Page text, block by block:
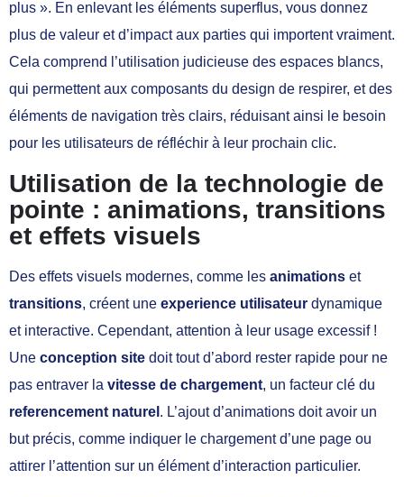
plus ». En enlevant les éléments superflus, vous donnez
plus de valeur et d’impact aux parties qui importent vraiment.
Cela comprend l’utilisation judicieuse des espaces blancs,
qui permettent aux composants du design de respirer, et des
éléments de navigation très clairs, réduisant ainsi le besoin
pour les utilisateurs de réfléchir à leur prochain clic.
Utilisation de la technologie de
pointe : animations, transitions
et effets visuels
Des effets visuels modernes, comme les animations et
transitions, créent une experience utilisateur dynamique
et interactive. Cependant, attention à leur usage excessif !
Une conception site doit tout d’abord rester rapide pour ne
pas entraver la vitesse de chargement, un facteur clé du
referencement naturel . L’ajout d’animations doit avoir un
but précis, comme indiquer le chargement d’une page ou
attirer l’attention sur un élément d’interaction particulier.